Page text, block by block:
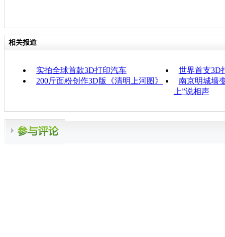
相关报道
实拍全球首款3D打印汽车
世界首支3D
200斤面粉创作3D版《清明上河图》
南京明城墙
上”说相声